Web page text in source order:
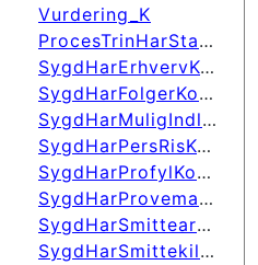
Vurdering_K
ProcesTrinHarStatusForklaring
SygdHarErhvervKode
SygdHarFolgerKode
SygdHarMuligIndlKode
SygdHarPersRisKode
SygdHarProfylKode
SygdHarProvematerialeKode
SygdHarSmittearbKode
SygdHarSmittekildeKode